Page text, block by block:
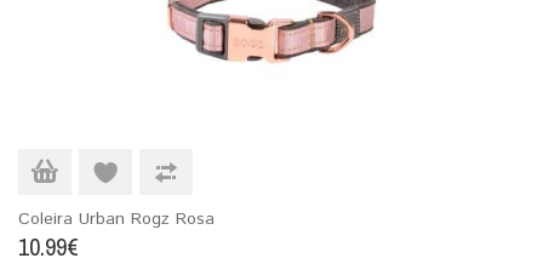
Coleira Urban Rogz Rosa
10.99€